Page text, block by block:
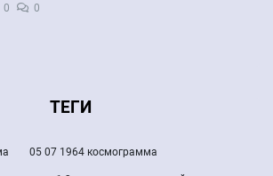
0 0
ТЕГИ
05 07 1964 космограмма